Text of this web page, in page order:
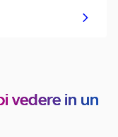
vedere in un